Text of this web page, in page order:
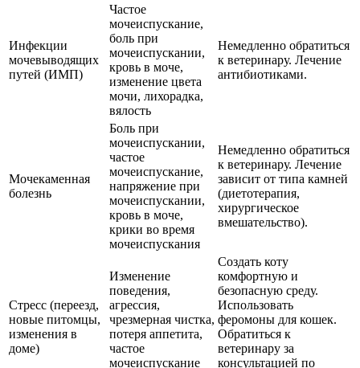
Инфекции
мочевыводящих
путей (ИМП)
Частое
мочеиспускание,
боль при
мочеиспускании,
кровь в моче,
изменение цвета
мочи, лихорадка,
вялость
Немедленно обратиться
к ветеринару. Лечение
антибиотиками.
Мочекаменная
болезнь
Боль при
мочеиспускании,
частое
мочеиспускание,
напряжение при
мочеиспускании,
кровь в моче,
крики во время
мочеиспускания
Немедленно обратиться
к ветеринару. Лечение
зависит от типа камней
(диетотерапия,
хирургическое
вмешательство).
Стресс (переезд,
новые питомцы,
изменения в
доме)
Изменение
поведения,
агрессия,
чрезмерная чистка,
потеря аппетита,
частое
мочеиспускание
Создать коту
комфортную и
безопасную среду.
Использовать
феромоны для кошек.
Обратиться к
ветеринару за
консультацией по